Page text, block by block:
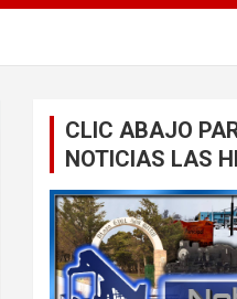
CLIC ABAJO
NOTICIAS LAS